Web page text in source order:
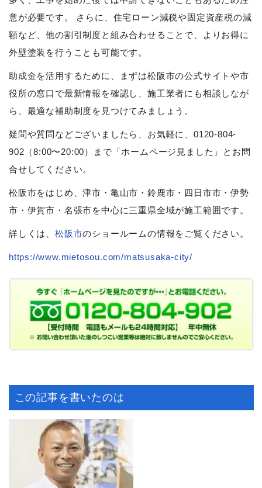
意が必要です。 さらに、住宅ローン減税や固定資産税の減
額など、他の割引制度と組み合わせることで、よりお得に
外壁塗装を行うことも可能です。
助成金を活用するために、まずは松阪市の公式サイトや市
役所の窓口で最新情報を確認し、施工業者にも相談しなが
ら、最適な補助制度を見つけてみましょう。
疑問や質問などございましたら、お気軽に、0120-804-
902（8:00〜20:00）まで「ホームページ見ました」とお問
合せしてください。
松阪市をはじめ、津市・亀山市・鈴鹿市・四日市市・伊勢
市・伊賀市・名張市を中心に三重県全域が施工範囲です。
詳しくは、 松阪市のショールームの情報をご覧ください。
https://www.mietosou.com/matsusaka-city/
この記事を書いたのは